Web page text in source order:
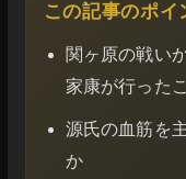
この記事のポイ
関ヶ原の戦い
家康が行った
源氏の血筋を
か